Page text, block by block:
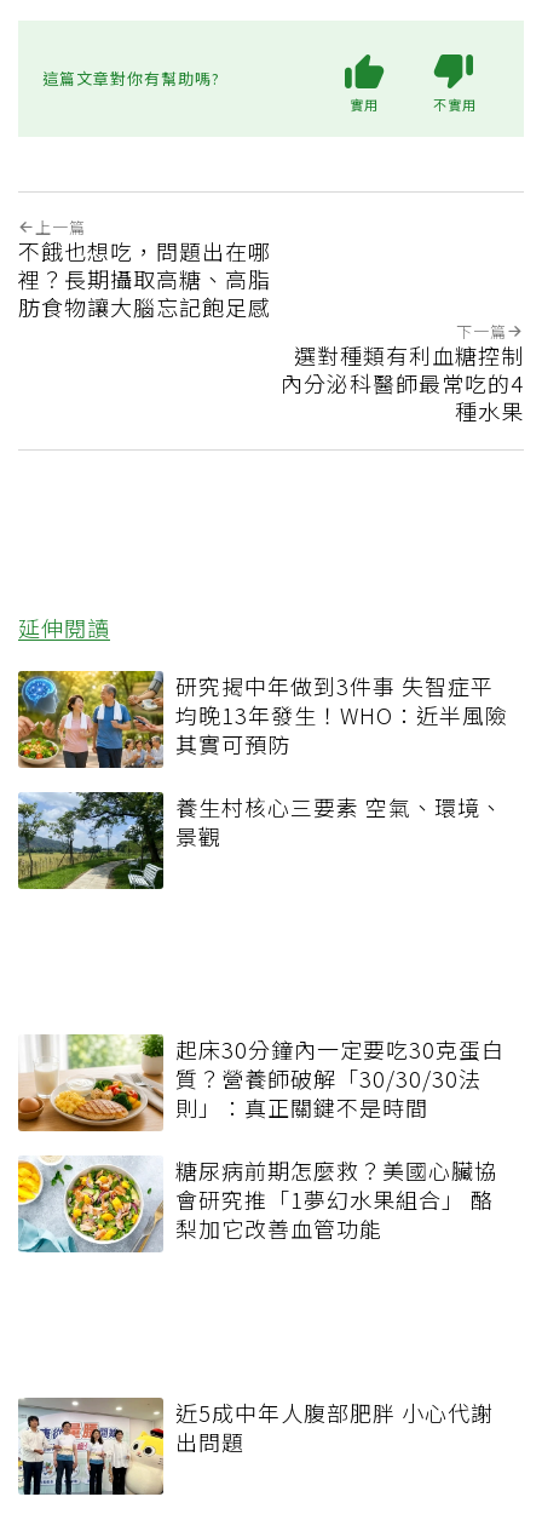
這篇文章對你有幫助嗎?
實用 不實用
上一篇
不餓也想吃，問題出在哪
裡？長期攝取高糖、高脂
肪食物讓大腦忘記飽足感
下一篇
選對種類有利血糖控制
內分泌科醫師最常吃的4
種水果
延伸閱讀
研究揭中年做到3件事 失智症平
均晚13年發生！WHO：近半風險
其實可預防
養生村核心三要素 空氣、環境、
景觀
起床30分鐘內一定要吃30克蛋白
質？營養師破解「30/30/30法
則」：真正關鍵不是時間
糖尿病前期怎麼救？美國心臟協
會研究推「1夢幻水果組合」 酪
梨加它改善血管功能
近5成中年人腹部肥胖 小心代謝
出問題